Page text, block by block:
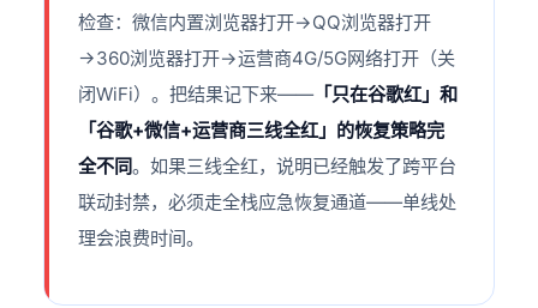
检查：微信内置浏览器打开→QQ浏览器打开
→360浏览器打开→运营商4G/5G网络打开（关
闭WiFi）。把结果记下来——「只在谷歌红」和
「谷歌+微信+运营商三线全红」的恢复策略完
全不同。如果三线全红，说明已经触发了跨平台
联动封禁，必须走全栈应急恢复通道——单线处
理会浪费时间。